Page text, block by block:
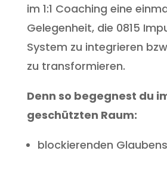
im 1:1 Coaching eine
Gelegenheit, die 0815
System zu integrieren
zu transformieren.
Denn so begegnest du
geschützten Raum:
blockierenden